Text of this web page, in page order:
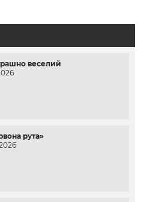
веселий
рута»